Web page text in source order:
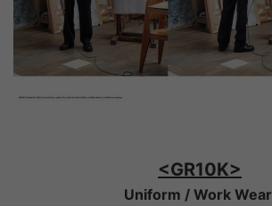
<GR10K>
Uniform / Work Wear